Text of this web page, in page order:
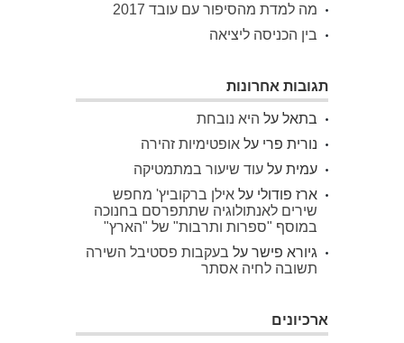
מה למדת מהסיפור עם עובד 2017
בין הכניסה ליציאה
תגובות אחרונות
בתאל על היא נובחת
נורית פרי על אופטימיות זהירה
עמית על עוד שיעור במתמטיקה
ארז פודולי על אילן ברקוביץ' מחפש
שירים לאנתולוגיה שתתפרסם בחנוכה
במוסף "ספרות ותרבות" של "הארץ"
גיורא פישר על בעקבות פסטיבל השירה
תשובה לחיה אסתר
ארכיונים